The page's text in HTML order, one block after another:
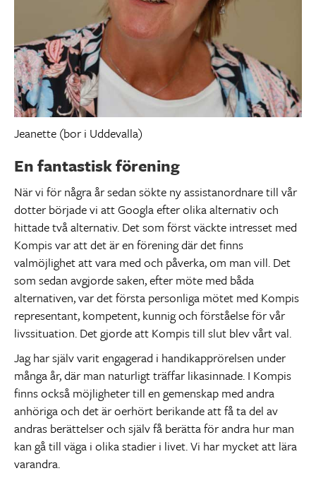
Jeanette (bor i Uddevalla)
En fantastisk förening
När vi för några år sedan sökte ny assistanordnare till vår
dotter började vi att Googla efter olika alternativ och
hittade två alternativ. Det som först väckte intresset med
Kompis var att det är en förening där det finns
valmöjlighet att vara med och påverka, om man vill. Det
som sedan avgjorde saken, efter möte med båda
alternativen, var det första personliga mötet med Kompis
representant, kompetent, kunnig och förståelse för vår
livssituation. Det gjorde att Kompis till slut blev vårt val.
Jag har själv varit engagerad i handikapprörelsen under
många år, där man naturligt träffar likasinnade. I Kompis
finns också möjligheter till en gemenskap med andra
anhöriga och det är oerhört berikande att få ta del av
andras berättelser och själv få berätta för andra hur man
kan gå till väga i olika stadier i livet. Vi har mycket att lära
varandra.